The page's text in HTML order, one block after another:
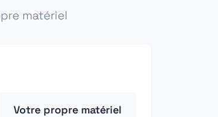
matériel
Votre propre matériel